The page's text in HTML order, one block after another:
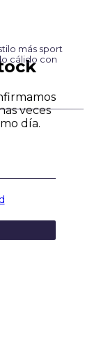
veces
día.
más sport
cálido con